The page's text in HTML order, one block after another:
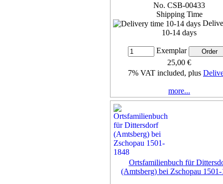
No. CSB-00433
Shipping Time
10-14 days
Exemplar
25,00 €
7% VAT included, plus
more...
Ortsfamilienbuch für
(Amtsberg) bei Zschopau